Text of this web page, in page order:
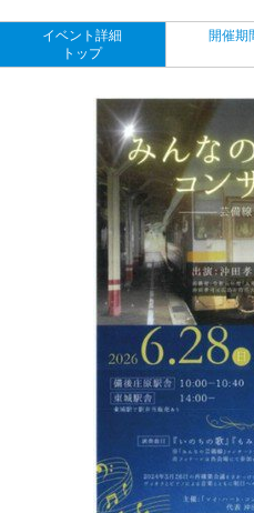
イベント詳細
トップ
開催期